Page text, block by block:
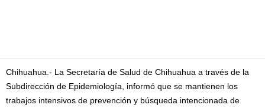
Chihuahua.- La Secretaría de Salud de Chihuahua a través de la
Subdirección de Epidemiología, informó que se mantienen los
trabajos intensivos de prevención y búsqueda intencionada de